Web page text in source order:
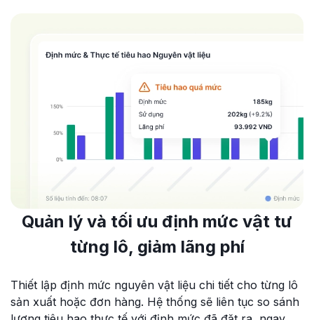
Quản lý và tối ưu định mức vật tư
từng lô, giảm lãng phí
Thiết lập định mức nguyên vật liệu chi tiết cho từng lô
sản xuất hoặc đơn hàng. Hệ thống sẽ liên tục so sánh